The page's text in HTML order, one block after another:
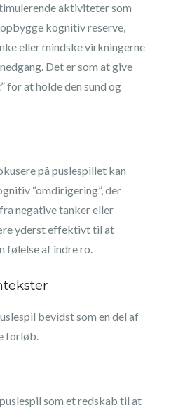
aktiviteter som
kognitiv reserve,
eller mindske virkningerne
Det er som at give
for at holde den sund og
på puslespillet kan
“omdirigering”, der
negative tanker eller
yderst effektivt til at
følelse af indre ro.
bevidst som en del af
forløb.
som et redskab til at